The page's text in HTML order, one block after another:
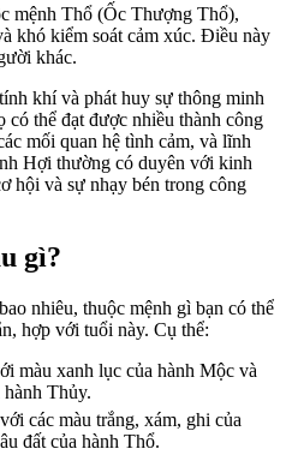
mệnh Thổ (Ốc Thượng Thổ),
khó kiểm soát cảm xúc. Điều này
khác.
khí và phát huy sự thông minh
có thể đạt được nhiều thành công
mối quan hệ tình cảm, và lĩnh
Hợi thường có duyên với kinh
hội và sự nhạy bén trong công
gì?
nhiêu, thuộc mệnh gì bạn có thể
hợp với tuổi này. Cụ thể:
màu xanh lục của hành Mộc và
Thủy.
các màu trắng, xám, ghi của
đất của hành Thổ.